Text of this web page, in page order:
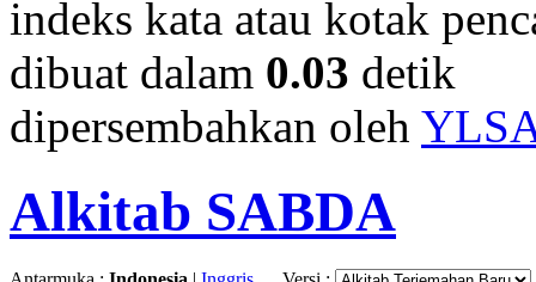
indeks kata atau kotak
dibuat dalam 0.03 detik
dipersembahkan oleh
Alkitab SABDA